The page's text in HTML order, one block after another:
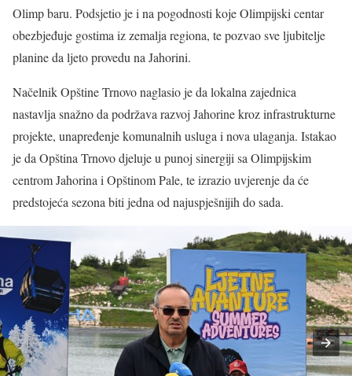
Olimp baru. Podsjetio je i na pogodnosti koje Olimpijski centar
obezbjeđuje gostima iz zemalja regiona, te pozvao sve ljubitelje
planine da ljeto provedu na Jahorini.
Načelnik Opštine Trnovo naglasio je da lokalna zajednica
nastavlja snažno da podržava razvoj Jahorine kroz infrastrukturne
projekte, unapređenje komunalnih usluga i nova ulaganja. Istakao
je da Opština Trnovo djeluje u punoj sinergiji sa Olimpijskim
centrom Jahorina i Opštinom Pale, te izrazio uvjerenje da će
predstojeća sezona biti jedna od najuspješnijih do sada.